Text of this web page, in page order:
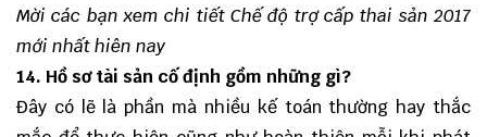
Mời các bạn xem chi tiết Chế độ trợ cấp thai sản 2017
mới nhất hiên nay
14. Hồ sơ tài sản cố định gồm những gì?
Đây có lẽ là phần mà nhiều kế toán thường hay thắc